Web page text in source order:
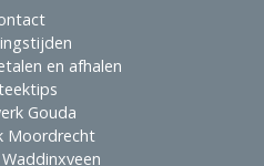
en afhalen
Gouda
Moordrecht